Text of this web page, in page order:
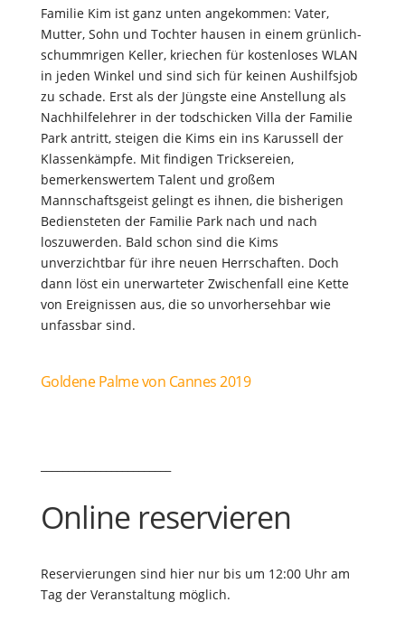
Familie Kim ist ganz unten angekommen: Vater,
Mutter, Sohn und Tochter hausen in einem grünlich-
schummrigen Keller, kriechen für kostenloses WLAN
in jeden Winkel und sind sich für keinen Aushilfsjob
zu schade. Erst als der Jüngste eine Anstellung als
Nachhilfelehrer in der todschicken Villa der Familie
Park antritt, steigen die Kims ein ins Karussell der
Klassenkämpfe. Mit findigen Tricksereien,
bemerkenswertem Talent und großem
Mannschaftsgeist gelingt es ihnen, die bisherigen
Bediensteten der Familie Park nach und nach
loszuwerden. Bald schon sind die Kims
unverzichtbar für ihre neuen Herrschaften. Doch
dann löst ein unerwarteter Zwischenfall eine Kette
von Ereignissen aus, die so unvorhersehbar wie
unfassbar sind.
Goldene Palme von Cannes 2019
Online reservieren
Reservierungen sind hier nur bis um 12:00 Uhr am
Tag der Veranstaltung möglich.